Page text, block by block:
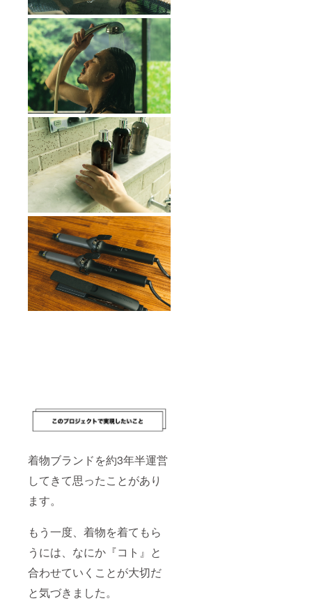
着物ブランドを約3年半運営
してきて思ったことがあり
ます。
もう一度、着物を着てもら
うには、なにか『コト』と
合わせていくことが大切だ
と気づきました。